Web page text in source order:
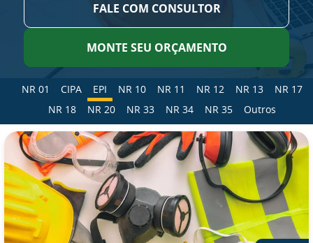
FALE COM CONSULTOR
MONTE SEU ORÇAMENTO
NR 01 CIPA EPI NR 10 NR 11 NR 12 NR 13
NR 17
NR 18
NR 20 NR 33 NR 34 NR 35 Outros